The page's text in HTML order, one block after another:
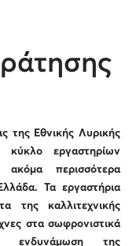
της Εθνικής Λυρικής
εργαστηρίων
περισσότερα
Τα εργαστήρια
της καλλιτεχνικής
στα σωφρονιστικά
ενδυνάμωση της